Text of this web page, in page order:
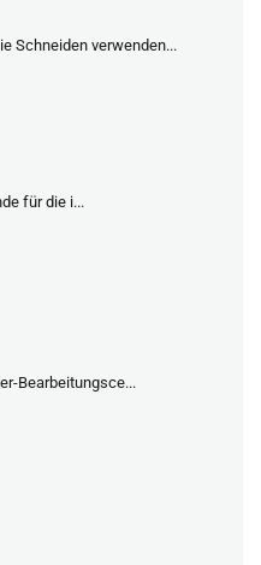
Schneiden verwenden...
für die i...
Bearbeitungsce...